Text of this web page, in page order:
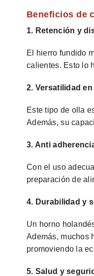
Beneficios de
1. Retención y
El hierro fundido
calientes. Esto lo
2. Versatilidad
Este tipo de olla
Además, su
3. Anti
Con el uso
preparación de
4. Durabilidad y
Un horno
Además, muchos
promoviendo la
5. Salud y